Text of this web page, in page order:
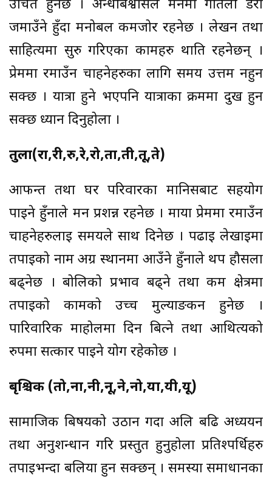
उचित हुनेछ । अन्धबिश्वासले मनमा गतिलो डेरा
जमाउँने हुँदा मनोबल कमजोर रहनेछ । लेखन तथा
साहित्यमा सुरु गरिएका कामहरु थाति रहनेछन् ।
प्रेममा रमाउँन चाहनेहरुका लागि समय उत्तम नहुन
सक्छ । यात्रा हुने भएपनि यात्राका क्रममा दुख हुन
सक्छ ध्यान दिनुहोला ।
तुला(रा,री,रु,रे,रो,ता,ती,तू,ते)
आफन्त तथा घर परिवारका मानिसबाट सहयोग
पाईने हुँनाले मन प्रशन्न रहनेछ । माया प्रेममा रमाउँन
चाहनेहरुलाई समयले साथ दिनेछ । पढाई लेखाईमा
तपाईको नाम अग्र स्थानमा आउँने हुँनाले थप हौसला
बढ्नेछ । बोलिको प्रभाव बढ्ने तथा कर्म क्षेत्रमा
तपाईको कामको उच्च मुल्याङकन हुनेछ ।
पारिवारिक माहोलमा दिन बित्ने तथा आथित्यको
रुपमा सत्कार पाईने योग रहेकोछ ।
बृश्चिक (तो,ना,नी,नू,ने,नो,या,यी,यू)
सामाजिक बिषयको उठान गर्दा अलि बढि अध्ययन
तथा अनुशन्धान गरि प्रस्तुत हुनुहोला प्रतिश्पर्धिहरु
तपाईभन्दा बलिया हुन सक्छन् । समस्या समाधानका